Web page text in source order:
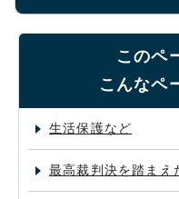
このペ
こんなペ
生活保護など
最高裁判決を踏まえ